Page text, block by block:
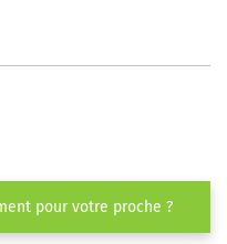
pour votre proche ?